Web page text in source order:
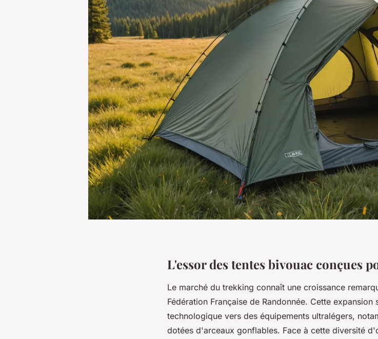
L'essor des tentes bivouac conçues
Le marché du trekking connaît une croissance
Fédération Française de Randonnée. Cette
technologique vers des équipements ultralégers,
dotées d'arceaux gonflables. Face à cette diversité